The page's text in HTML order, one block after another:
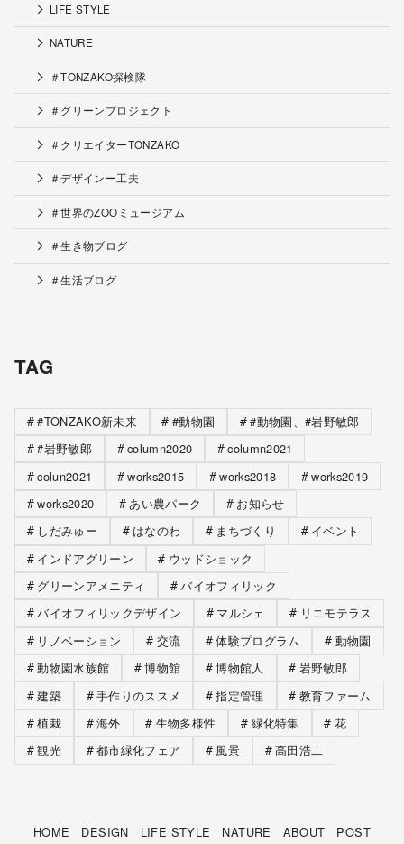
LIFE STYLE
NATURE
＃TONZAKO探検隊
＃グリーンプロジェクト
＃クリエイターTONZAKO
＃デザインー工夫
＃世界のZOOミュージアム
＃生き物ブログ
＃生活ブログ
TAG
#TONZAKO新未来 #動物園
#動物園、#岩野敏郎
#岩野敏郎
column2020
column2021
colun2021
works2015 works2018
works2019
works2020
あい農パーク
お知らせ
しだみゅー
はなのわ まちづくり
イベント
インドアグリーン
ウッドショック
グリーンアメニティ
バイオフィリック
バイオフィリックデザイン
マルシェ
リニモテラス
リノベーション
交流 体験プログラム
動物園
動物園水族館
博物館 博物館人
岩野敏郎
建築
手作りのススメ 指定管理
教育ファーム
植栽
海外 生物多様性 緑化特集
花
観光
都市緑化フェア 風景 高田浩二
HOME DESIGN LIFE STYLE NATURE ABOUT POST